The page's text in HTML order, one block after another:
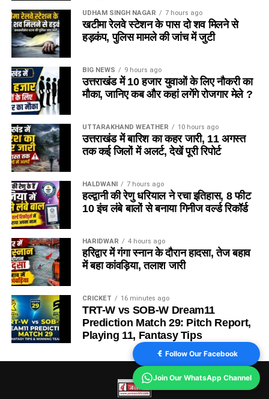
UDHAM SINGH NAGAR 7 hours ago
खटीमा रेलवे स्टेशन के पास दो शव मिलने से
हड़कंप, पुलिस मामले की जांच में जुटी
BIG NEWS 9 hours ago
उत्तराखंड में 10 हजार युवाओं के लिए नौकरी का
मौका, जानिए कब और कहां लगेंगे रोजगार मेले ?
UTTARAKHAND WEATHER 10 hours ago
उत्तराखंड में बारिश का कहर जारी, 11 अगस्त
तक कई जिलों में अलर्ट, देखें पूरी रिपोर्ट
HALDWANI 7 hours ago
हल्द्वानी की रेणु धरियाल ने रचा इतिहास, 8 फीट
10 इंच लंबे बालों से बनाया गिनीज वर्ल्ड रिकॉर्ड
HARIDWAR 4 hours ago
हरिद्वार में गंगा स्नान के दौरान हादसा, तेज बहाव
में बहा कांवड़िया, तलाश जारी
CRICKET 16 minutes ago
TRT-W vs SOB-W Dream11
Prediction Match 29: Pitch Report,
Playing 11, Fantasy Tips
Follow Our Facebook
Join Our WhatsApp Channel